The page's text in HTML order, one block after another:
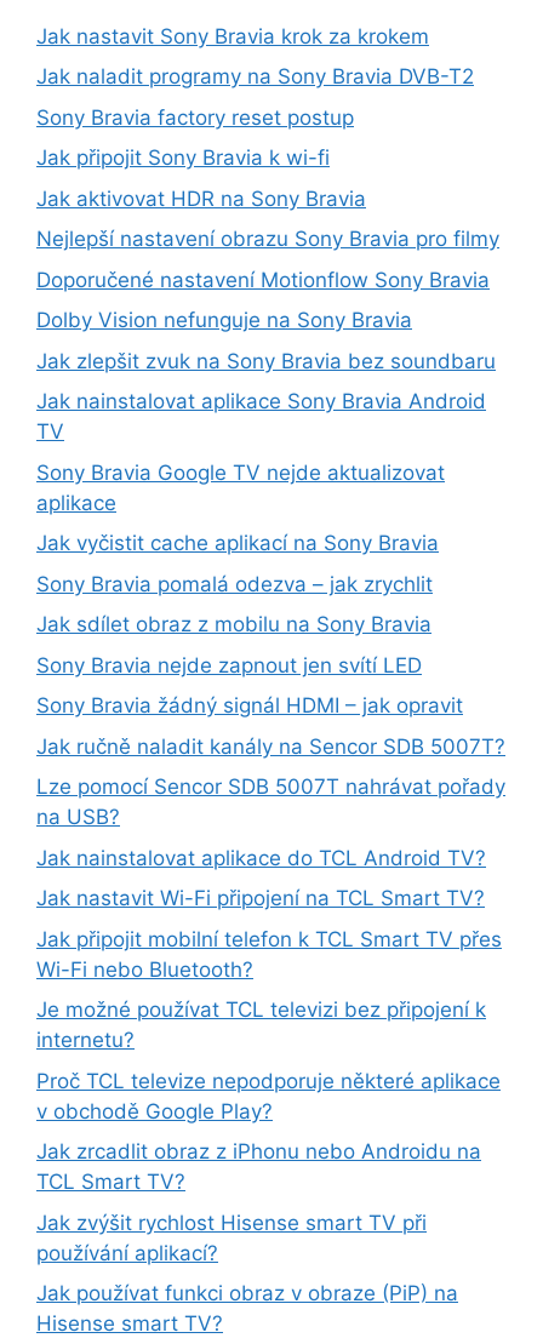
Jak nastavit Sony Bravia krok za krokem
Jak naladit programy na Sony Bravia DVB-T2
Sony Bravia factory reset postup
Jak připojit Sony Bravia k wi-fi
Jak aktivovat HDR na Sony Bravia
Nejlepší nastavení obrazu Sony Bravia pro filmy
Doporučené nastavení Motionflow Sony Bravia
Dolby Vision nefunguje na Sony Bravia
Jak zlepšit zvuk na Sony Bravia bez soundbaru
Jak nainstalovat aplikace Sony Bravia Android
TV
Sony Bravia Google TV nejde aktualizovat
aplikace
Jak vyčistit cache aplikací na Sony Bravia
Sony Bravia pomalá odezva – jak zrychlit
Jak sdílet obraz z mobilu na Sony Bravia
Sony Bravia nejde zapnout jen svítí LED
Sony Bravia žádný signál HDMI – jak opravit
Jak ručně naladit kanály na Sencor SDB 5007T?
Lze pomocí Sencor SDB 5007T nahrávat pořady
na USB?
Jak nainstalovat aplikace do TCL Android TV?
Jak nastavit Wi-Fi připojení na TCL Smart TV?
Jak připojit mobilní telefon k TCL Smart TV přes
Wi-Fi nebo Bluetooth?
Je možné používat TCL televizi bez připojení k
internetu?
Proč TCL televize nepodporuje některé aplikace
v obchodě Google Play?
Jak zrcadlit obraz z iPhonu nebo Androidu na
TCL Smart TV?
Jak zvýšit rychlost Hisense smart TV při
používání aplikací?
Jak používat funkci obraz v obraze (PiP) na
Hisense smart TV?